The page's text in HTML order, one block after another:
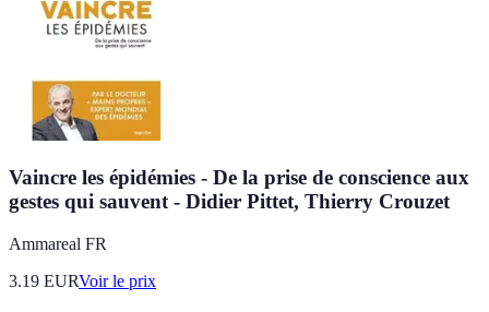
Vaincre les épidémies - De la prise de conscience aux
gestes qui sauvent - Didier Pittet, Thierry Crouzet
Ammareal FR
3.19 EURVoir le prix